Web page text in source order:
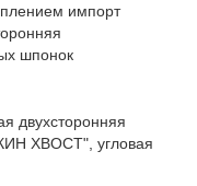
импорт
шпонок
двухсторонняя
ХВОСТ", угловая